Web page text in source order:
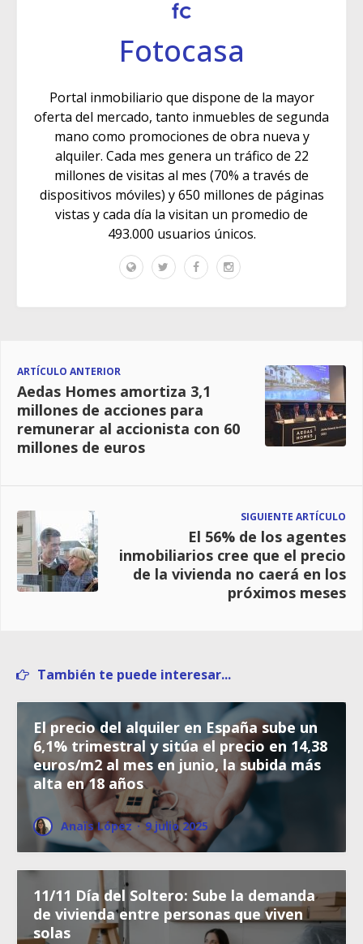
Fotocasa
Portal inmobiliario que dispone de la mayor
oferta del mercado, tanto inmuebles de segunda
mano como promociones de obra nueva y
alquiler. Cada mes genera un tráfico de 22
millones de visitas al mes (70% a través de
dispositivos móviles) y 650 millones de páginas
vistas y cada día la visitan un promedio de
493.000 usuarios únicos.
ARTÍCULO ANTERIOR
Aedas Homes amortiza 3,1
millones de acciones para
remunerar al accionista con 60
millones de euros
SIGUIENTE ARTÍCULO
El 56% de los agentes
inmobiliarios cree que el precio
de la vivienda no caerá en los
próximos meses
También te puede interesar...
El precio del alquiler en España sube un
6,1% trimestral y sitúa el precio en 14,38
euros/m2 al mes en junio, la subida más
alta en 18 años
Anaïs López · 9 julio 2025
11/11 Día del Soltero: Sube la demanda
de vivienda entre personas que viven
solas